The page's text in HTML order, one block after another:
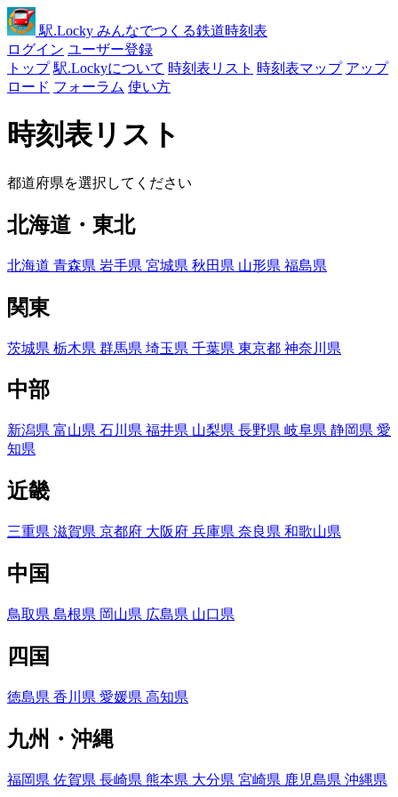
駅.Locky みんなでつくる鉄道時刻表
ログイン ユーザー登録
トップ 駅.Lockyについて 時刻表リスト 時刻表マップ アップ
ロード フォーラム 使い方
時刻表リスト
都道府県を選択してください
北海道・東北
北海道 青森県 岩手県 宮城県 秋田県 山形県 福島県
関東
茨城県 栃木県 群馬県 埼玉県 千葉県 東京都 神奈川県
中部
新潟県 富山県 石川県 福井県 山梨県 長野県 岐阜県 静岡県 愛
知県
近畿
三重県 滋賀県 京都府 大阪府 兵庫県 奈良県 和歌山県
中国
鳥取県 島根県 岡山県 広島県 山口県
四国
徳島県 香川県 愛媛県 高知県
九州・沖縄
福岡県 佐賀県 長崎県 熊本県 大分県 宮崎県 鹿児島県 沖縄県